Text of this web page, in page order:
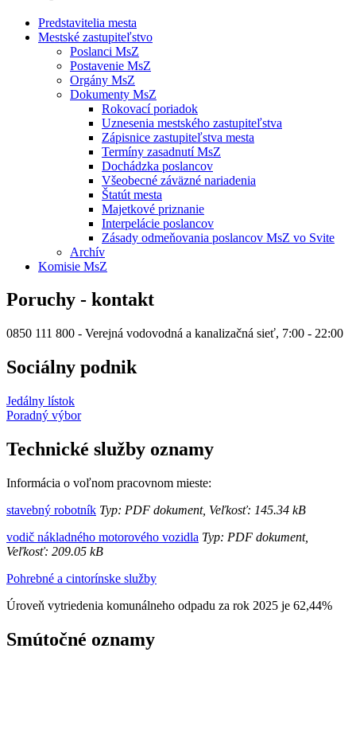
Predstavitelia mesta
Mestské zastupiteľstvo
Poslanci MsZ
Postavenie MsZ
Orgány MsZ
Dokumenty MsZ
Rokovací poriadok
Uznesenia mestského zastupiteľstva
Zápisnice zastupiteľstva mesta
Termíny zasadnutí MsZ
Dochádzka poslancov
Všeobecné záväzné nariadenia
Štatút mesta
Majetkové priznanie
Interpelácie poslancov
Zásady odmeňovania poslancov MsZ vo Svite
Archív
Komisie MsZ
Poruchy - kontakt
0850 111 800 - Verejná vodovodná a kanalizačná sieť, 7:00 - 22:00
Sociálny podnik
Jedálny lístok
Poradný výbor
Technické služby oznamy
Informácia o voľnom pracovnom mieste:
stavebný robotník Typ: PDF dokument, Veľkosť: 145.34 kB
vodič nákladného motorového vozidla Typ: PDF dokument,
Veľkosť: 209.05 kB
Pohrebné a cintorínske služby
Úroveň vytriedenia komunálneho odpadu za rok 2025 je 62,44%
Smútočné oznamy